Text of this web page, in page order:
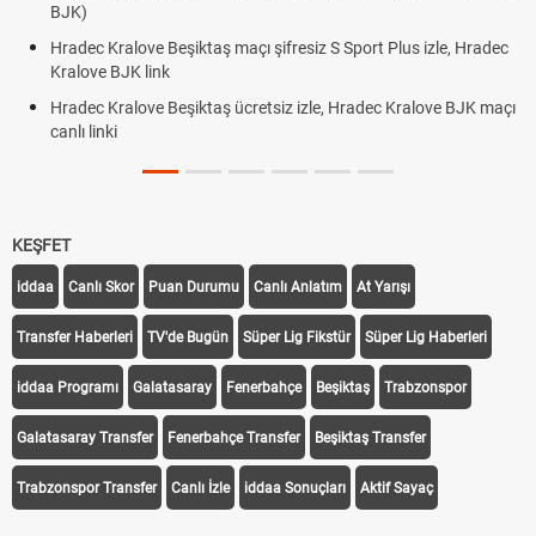
Kralove Beşiktaş maçı şifresiz S Sport Plus izle, Hradec
BJK link
Kralove Beşiktaş ücretsiz izle, Hradec Kralove BJK maçı
linki
KEŞFET
iddaa Canlı Skor Puan Durumu Canlı Anlatım At Yarışı
Transfer Haberleri TV'de Bugün Süper Lig Fikstür Süper Lig Haberleri
iddaa Programı Galatasaray Fenerbahçe Beşiktaş Trabzonspor
Galatasaray Transfer Fenerbahçe Transfer Beşiktaş Transfer
Trabzonspor Transfer Canlı İzle iddaa Sonuçları Aktif Sayaç